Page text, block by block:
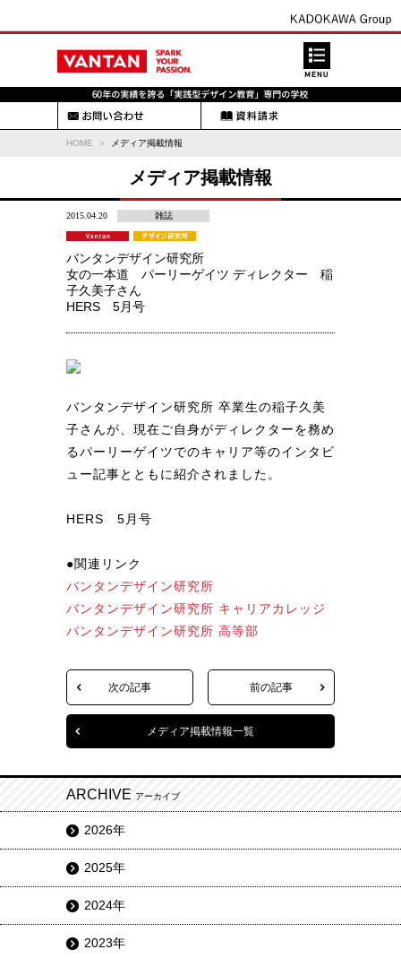
HOME メディア掲載情報
メディア掲載情報
2015.04.20 雑誌
バンタンデザイン研究所
女の一本道 パーリーゲイツ ディレクター 稲
子久美子さん
HERS 5月号
バンタンデザイン研究所 卒業生の稲子久美
子さんが、現在ご自身がディレクターを務め
るパーリーゲイツでのキャリア等のインタビ
ュー記事とともに紹介されました。
HERS 5月号
●関連リンク
バンタンデザイン研究所
バンタンデザイン研究所 キャリアカレッジ
バンタンデザイン研究所 高等部
次の記事 前の記事
メディア掲載情報一覧
ARCHIVE アーカイブ
2026年
2025年
2024年
2023年